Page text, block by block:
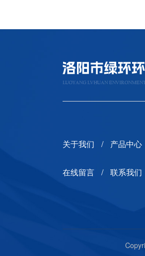
关于我们 产品中心
在线留言 联系我们